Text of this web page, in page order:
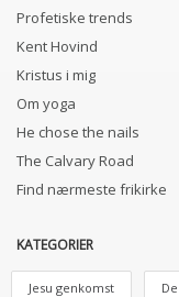
Profetiske trends
Kent Hovind
Kristus i mig
Om yoga
He chose the nails
The Calvary Road
Find nærmeste frikirke
KATEGORIER
Jesu genkomst